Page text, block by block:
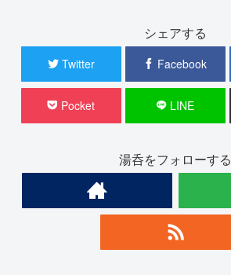
シェアする
Twitter Facebook
Pocket LINE
湯呑をフォローする